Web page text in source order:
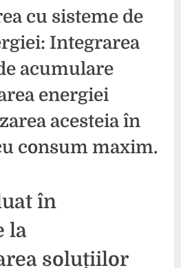
cu sisteme de
Integrarea
acumulare
energiei
acesteia în
consum maxim.
în
la
soluțiilor